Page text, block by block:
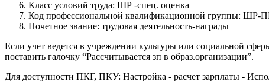
Класс условий труда: ШР -спец. оценка
Код профессиональной квалификационной группы: ШР-
Почетное звание: трудовая деятельность-награды
Если учет ведется в учреждении культуры или социальной
поставить галочку “Рассчитывается зп в образ.организации”.
Для доступности ПКГ, ПКУ: Настройка - расчет зарплаты -